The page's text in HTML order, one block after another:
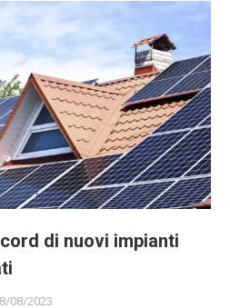
di nuovi impianti
08/2023